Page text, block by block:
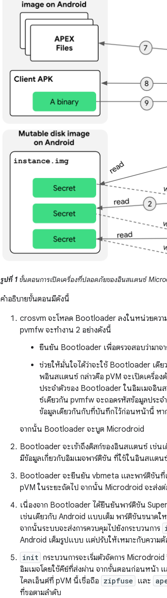
รูปที่ 1 ขั้นตอนการเปิดเครื่องที่ปลอดภัยของอินสแตนซ์
คำอธิบายขั้นตอนมีดังนี้
crosvm จะโหลด Bootloader ลงในหน่วยคว
pvmfw จะทำงาน 2 อย่างดังนี้
ยืนยัน Bootloader เพื่อตรวจสอบว่ามาจ
ช่วยให้มั่นใจได้ว่าจะใช้ Bootloader เดีย
พอินสแตนซ์ กล่าวคือ pVM จะเปิดเครื่อ
ประจำตัวของ Bootloader ในอิมเมจอิ
ซ์เดียวกัน pvmfw จะถอดรหัสข้อมูลประ
ข้อมูลเดียวกันกับที่บันทึกไว้ก่อนหน้านี้ หา
จากนั้น Bootloader จะบูต Microdroid
Bootloader จะเข้าถึงดิสก์ของอินสแตนซ์ เช่น
มีข้อมูลเกี่ยวกับอิมเมจพาร์ติชัน ที่ใช้ในอินสแตน
Bootloader จะยืนยัน vbmeta และพาร์ติชันที่
pVM ในระยะถัดไป จากนั้น Microdroid จะส่งต่
เนื่องจาก Bootloader ได้ยืนยันพาร์ติชัน
เช่นเดียวกับ Android แบบเต็ม พาร์ติชันขนาด
จากนั้นระบบจะส่งการควบคุมไปยังกระบวนการ
Android เต็มรูปแบบ แต่ปรับให้เหมาะกับความ
init กระบวนการจะเริ่มตัวจัดการ
อิมเมจโดยใช้คีย์ที่ส่งผ่าน จากขั้นตอนก่อนหน้า
ไคลเอ็นต์ที่ pVM นี้เชื่อถือ zipfuse และ
ที่ขอตามลำดับ